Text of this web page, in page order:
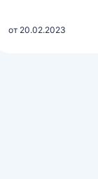
от 20.02.2023